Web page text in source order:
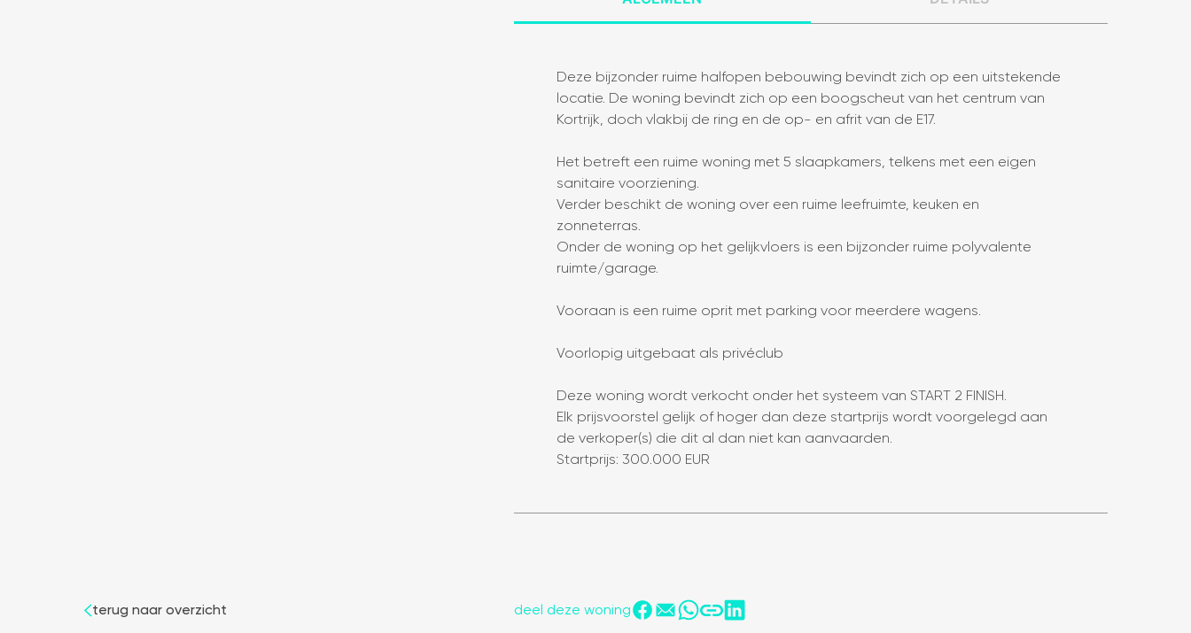
Deze bijzonder ruime halfopen bebouwing bevindt zich op een uitstekende
locatie. De woning bevindt zich op een boogscheut van het centrum van
Kortrijk, doch vlakbij de ring en de op- en afrit van de E17.
Het betreft een ruime woning met 5 slaapkamers, telkens met een eigen
sanitaire voorziening.
Verder beschikt de woning over een ruime leefruimte, keuken en
zonneterras.
Onder de woning op het gelijkvloers is een bijzonder ruime polyvalente
ruimte/garage.
Vooraan is een ruime oprit met parking voor meerdere wagens.
Voorlopig uitgebaat als privéclub
Deze woning wordt verkocht onder het systeem van START 2 FINISH.
Elk prijsvoorstel gelijk of hoger dan deze startprijs wordt voorgelegd aan
de verkoper(s) die dit al dan niet kan aanvaarden.
Startprijs: 300.000 EUR
terug naar overzicht deel deze woning